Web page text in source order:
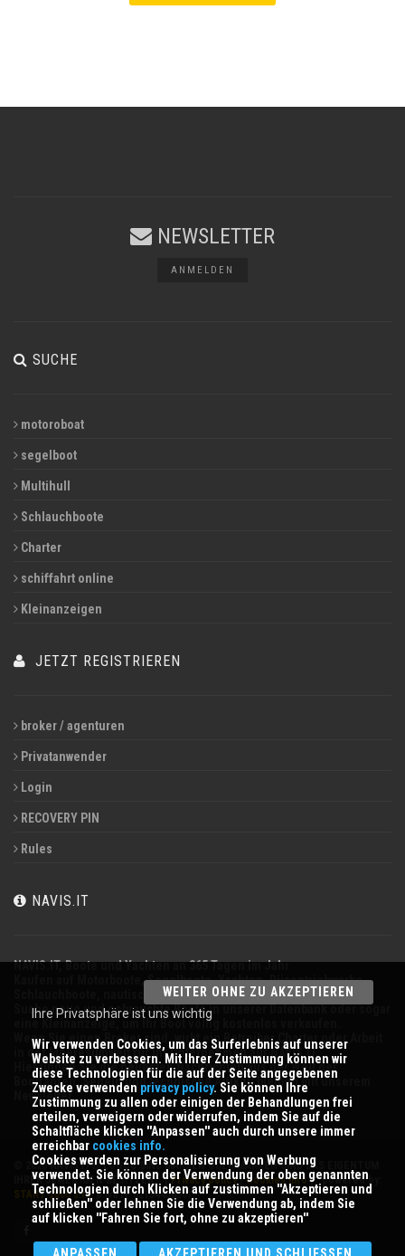
NEWSLETTER
ANMELDEN
SUCHE
motoroboat
segelboot
Multihull
Schlauchboote
Charter
schiffahrt online
Kleinanzeigen
JETZT REGISTRIEREN
broker / agenturen
Privatanwender
Login
RECOVERY PIN
Rules
NAVIS.IT
NAVIS.IT,Boote und Yachten an 365 Tagen im Jahr
Kaufen auf Motorboote, Segelboote, Yachten, Düsentriebwerke,
Schlauchboote, nautischen Geräten zu verkaufen.
Suche neue und gebrauchte Boote in unserer Datenbank oder sogar
eine Kleinanzeige, um Ihr Boot völlig kostenlos verkaufen.
Wenn Sie einen
Broker sind, wirbt ein Betreiber Charter
in der Meeresumwelt für Ihr Unternehmen aufNAVIS.IT.
Hier finden Sie die neuesten Nachrichten aus der Welt der
Bootfahren, Segeln und technische Artikel; bleiben mit unserem
Newsletter.
© 2026 NAVIS.IT® LOGOS SIND MARKEN ODER MARKEN SIND DAS EIGENTUM
IHRER JEWEILIGEN BESITZER. |Privacy policy|Cookies info | powered by:
START 2000 s.r.l.p.iva IT-02134430301
WEITER OHNE ZU AKZEPTIEREN
Ihre Privatsphäre ist uns wichtig
Wir verwenden Cookies, um das Surferlebnis auf unserer
Website zu verbessern. Mit Ihrer Zustimmung können wir
diese Technologien für die auf der Seite angegebenen
Zwecke verwenden privacy policy. Sie können Ihre
Zustimmung zu allen oder einigen der Behandlungen frei
erteilen, verweigern oder widerrufen, indem Sie auf die
Schaltfläche klicken ''Anpassen'' auch durch unsere immer
erreichbar cookies info.
Cookies werden zur Personalisierung von Werbung
verwendet. Sie können der Verwendung der oben genannten
Technologien durch Klicken auf zustimmen ''Akzeptieren und
schließen'' oder lehnen Sie die Verwendung ab, indem Sie
auf klicken ''Fahren Sie fort, ohne zu akzeptieren''